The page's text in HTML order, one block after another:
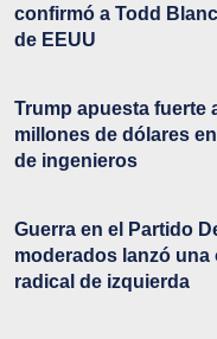
confirmó a Todd
de EEUU
Trump apuesta fuerte
millones de dólares
de ingenieros
Guerra en el Partido
moderados lanzó
radical de izquierda